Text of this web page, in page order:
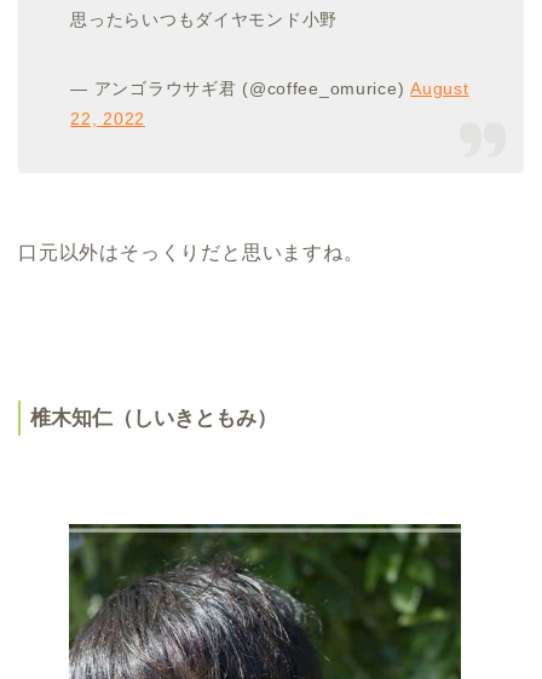
思ったらいつもダイヤモンド小野
— アンゴラウサギ君 (@coffee_omurice)August
22, 2022
口元以外はそっくりだと思いますね。
椎木知仁（しいきともみ）